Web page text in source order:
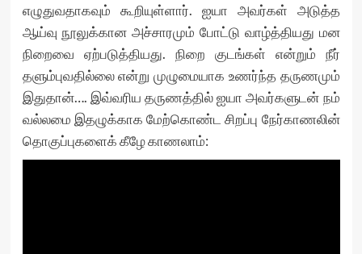
எழுதுவதாகவும் கூறியுள்ளார். ஐயா அவர்கள் அடுத்த
ஆய்வு நூலுக்கான அச்சாரமும் போட்டு வாழ்த்தியது மன
நிறைவை ஏற்படுத்தியது. நிறை குடங்கள் என்றும் நீர்
தளும்புவதில்லை என்று முழுமையாக உணர்ந்த தருணமும்
இதுதான்…. இவ்வரிய தருணத்தில் ஐயா அவர்களுடன் நம்
வல்லமை இதழுக்காக மேற்கொண்ட சிறப்பு நேர்காணலின்
தொகுப்புகளைக் கீழே காணலாம்: